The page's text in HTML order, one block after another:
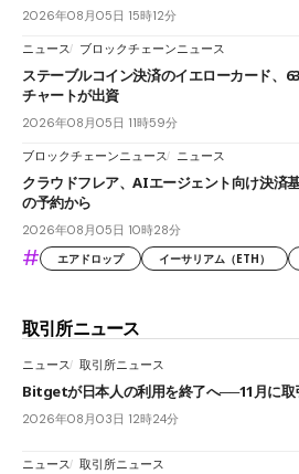
2026年08月05日 15時12分
ニュース ブロックチェーンニュース
ステーブルコイン決済のイエローカード、
チャートが出資
2026年08月05日 11時59分
ブロックチェーンニュース ニュース
クラウドフレア、AIエージェント向け決済
の予約から
2026年08月05日 10時28分
# エアドロップ イーサリアム（ETH）
取引所ニュース
ニュース 取引所ニュース
Bitgetが日本人の利用を終了へ──11月に取
2026年08月03日 12時24分
ニュース 取引所ニュース